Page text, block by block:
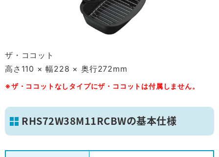
ザ・ココット
高さ110 × 幅228 × 奥行272mm
※ザ・ココットなしタイプにザ・ココットは付属しません。
RHS72W38M11RCBWの基本仕様